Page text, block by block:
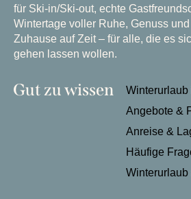
für Ski-in/Ski-out, echte
Wintertage voller Ruhe, Genuss
Zuhause auf Zeit – für alle, die es
gehen lassen wollen.
Gut zu wissen
Winterurlaub
Angebote &
Anreise &
Häufige
Winterurlaub